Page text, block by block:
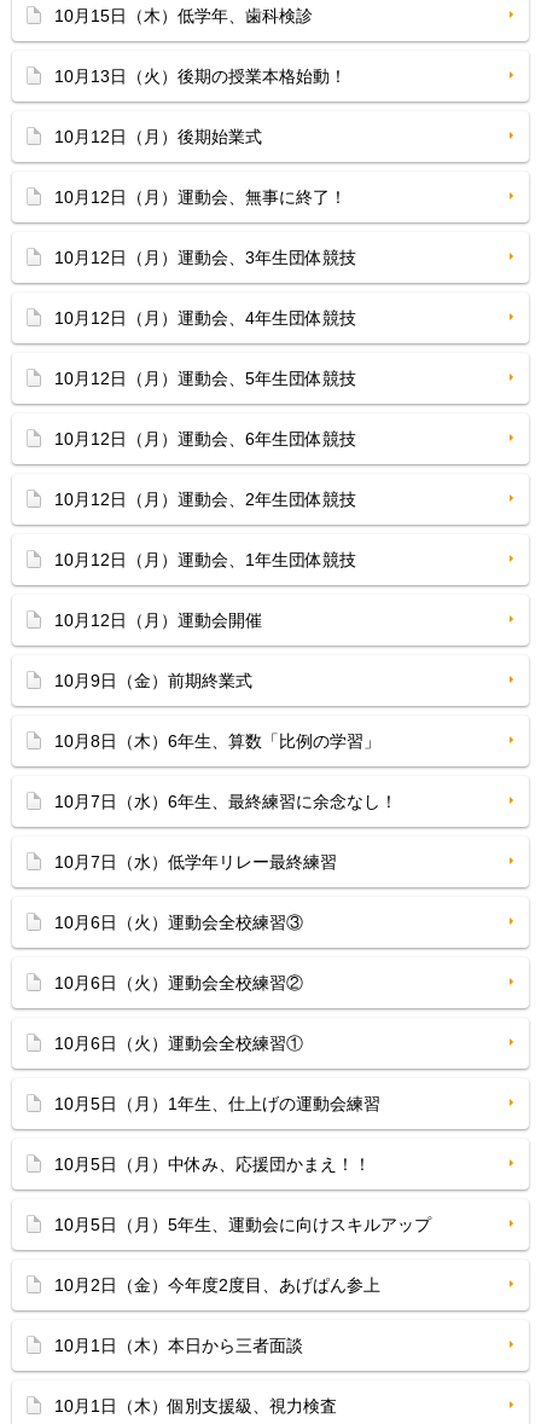
10月15日（木）低学年、歯科検診
10月13日（火）後期の授業本格始動！
10月12日（月）後期始業式
10月12日（月）運動会、無事に終了！
10月12日（月）運動会、3年生団体競技
10月12日（月）運動会、4年生団体競技
10月12日（月）運動会、5年生団体競技
10月12日（月）運動会、6年生団体競技
10月12日（月）運動会、2年生団体競技
10月12日（月）運動会、1年生団体競技
10月12日（月）運動会開催
10月9日（金）前期終業式
10月8日（木）6年生、算数「比例の学習」
10月7日（水）6年生、最終練習に余念なし！
10月7日（水）低学年リレー最終練習
10月6日（火）運動会全校練習③
10月6日（火）運動会全校練習②
10月6日（火）運動会全校練習①
10月5日（月）1年生、仕上げの運動会練習
10月5日（月）中休み、応援団かまえ！！
10月5日（月）5年生、運動会に向けスキルアップ
10月2日（金）今年度2度目、あげぱん参上
10月1日（木）本日から三者面談
10月1日（木）個別支援級、視力検査